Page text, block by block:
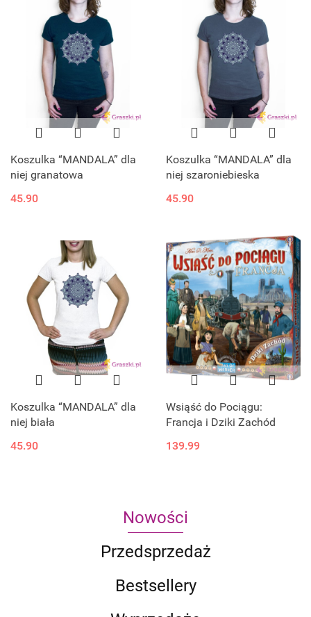
Koszulka “MANDALA” dla
niej granatowa
45.90
Koszulka “MANDALA” dla
niej szaroniebieska
45.90
Koszulka “MANDALA” dla
niej biała
45.90
Wsiąść do Pociągu:
Francja i Dziki Zachód
139.99
Nowości
Przedsprzedaż
Bestsellery